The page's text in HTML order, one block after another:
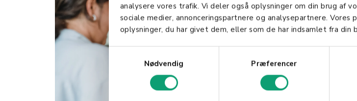
analysere vores trafik. Vi deler også oplysninger om din brug af
sociale medier, annonceringspartnere og analysepartnere. Vores
oplysninger, du har givet dem, eller som de har indsamlet fra din
Nødvendig Præferencer